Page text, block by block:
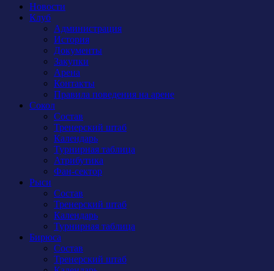
Новости
Клуб
Администрация
История
Документы
Закупки
Арена
Контакты
Правила поведения на арене
Сокол
Состав
Тренерский штаб
Календарь
Турнирная таблица
Атрибутика
Фан-сектор
Рыси
Состав
Тренерский штаб
Календарь
Турнирная таблица
Бирюса
Состав
Тренерский штаб